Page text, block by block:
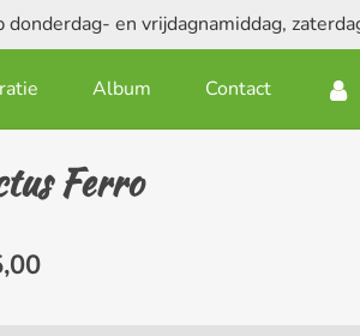
en vrijdagnamiddag,
Album Contact
Ferro